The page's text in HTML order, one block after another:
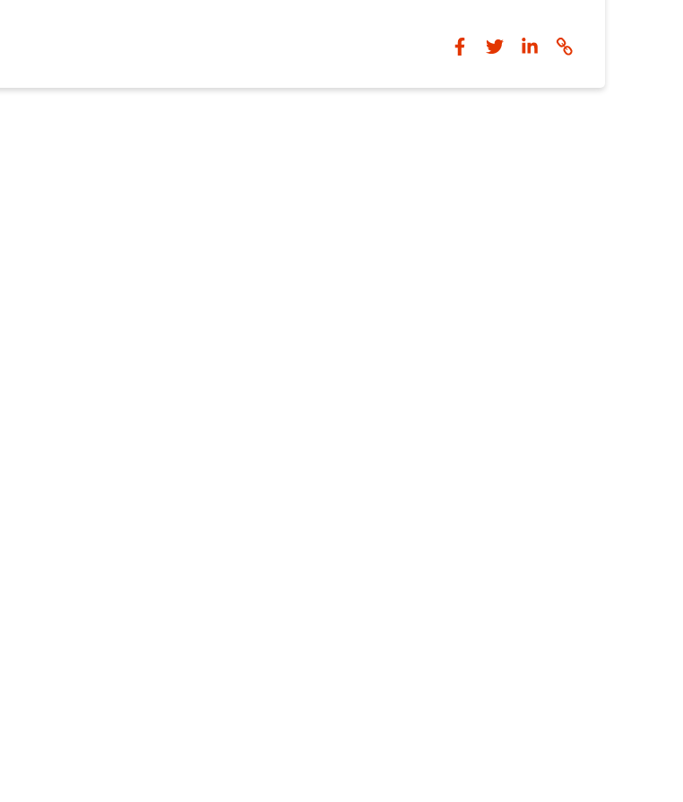
juhatus koosneb 7 liikmest, juhatuse liikmetele 2023